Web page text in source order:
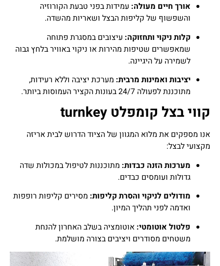
אורך חיים מעולה: עמידות בפני טבעת הקורוזיה
והשפשוף של קליפות הבצל ושאריות מהשדה.
קלות ניקוי ותחזוקה: עיצובים במסגרת פתוחה
שמאפשרים שטיפות מהירות או ניקוי באוויר בלחץ גבוה
לשמירה על היגיינה.
יציבות ואמינות מרבית: מערכת יציבה וללא רעידות,
מתוכננת לפעולה 24/7 בעונות הקציר העמוסות ביותר.
קווי בצל קומפלט turnkey
אנו מספקים את מלוא המגוון של הציוד הדרוש לבית אריזה
מקצועי לבצל:
מערכות הזנה כבדות: מתוכננות לטיפול במכולות שדה
גדולות ועומסים כבדים.
מודולים לניקוי והסרת קליפות: מסירים קליפות רופפות
ואדמה לפני תהליך המיון.
פלטול אוטומטי: אוטומציה בשלב האחרון להנחת
משטחים מסודרים ויציבים בצורה מושלמת.